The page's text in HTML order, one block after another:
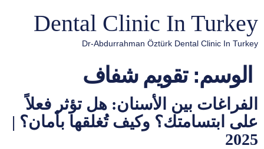
Dental Clinic In Turkey
Dr-Abdurrahman Öztürk Dental Clinic In Turkey
الوسم:تقويم شفاف
الفراغات بين الأسنان: هل تؤثر فعلاً
على ابتسامتك؟ وكيف تُغلقها بأمان؟ |
2025